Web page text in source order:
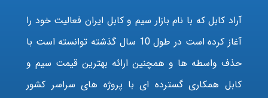
آراد کابل که با نام بازار سیم و کابل ایران فعالیت خود را
آغاز کرده است در طول 10 سال گذشته توانسته است با
حذف واسطه ها و همچنین ارائه بهترین قیمت سیم و
کابل همکاری گسترده ای با پروژه های سراسر کشور